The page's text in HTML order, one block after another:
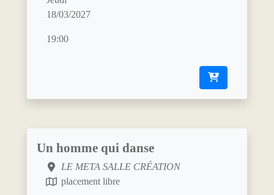
18/03/2027
19:00
Un homme qui danse
LE META SALLE CRÉATION
placement libre